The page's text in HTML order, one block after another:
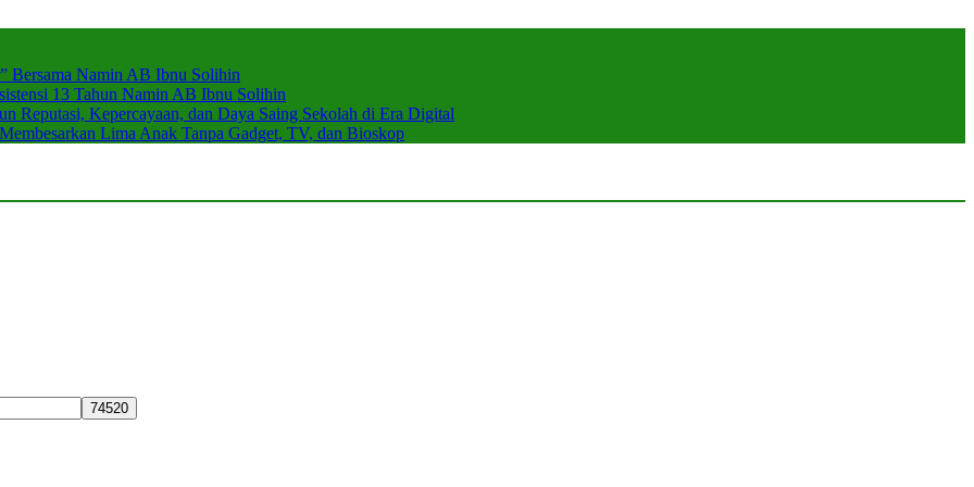
Bersama Namin AB Ibnu Solihin
13 Tahun Namin AB Ibnu Solihin
Reputasi, Kepercayaan, dan Daya Saing Sekolah di Era Digital
Lima Anak Tanpa Gadget, TV, dan Bioskop